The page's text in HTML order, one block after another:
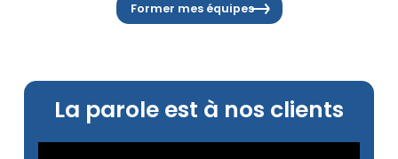
Former mes équipes
La parole est à nos clients